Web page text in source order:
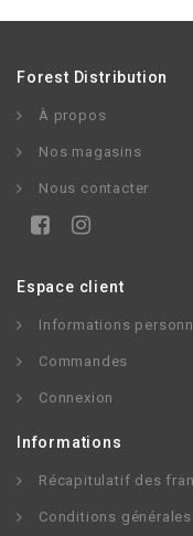
Forest Distribution
À propos
Nos magasins
Nous contacter
Espace client
Informations
Commandes
Connexion
Informations
Récapitulatif des
Conditions